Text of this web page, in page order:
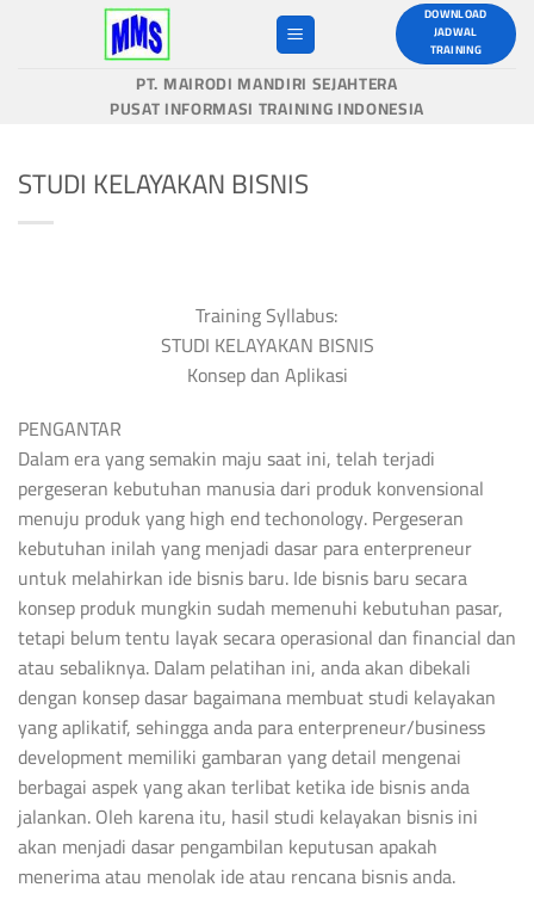
DOWNLOAD
JADWAL
TRAINING
PT. MAIRODI MANDIRI SEJAHTERA
PUSAT INFORMASI TRAINING INDONESIA
STUDI KELAYAKAN BISNIS
Training Syllabus:
STUDI KELAYAKAN BISNIS
Konsep dan Aplikasi
PENGANTAR
Dalam era yang semakin maju saat ini, telah terjadi
pergeseran kebutuhan manusia dari produk konvensional
menuju produk yang high end techonology. Pergeseran
kebutuhan inilah yang menjadi dasar para enterpreneur
untuk melahirkan ide bisnis baru. Ide bisnis baru secara
konsep produk mungkin sudah memenuhi kebutuhan pasar,
tetapi belum tentu layak secara operasional dan financial dan
atau sebaliknya. Dalam pelatihan ini, anda akan dibekali
dengan konsep dasar bagaimana membuat studi kelayakan
yang aplikatif, sehingga anda para enterpreneur/business
development memiliki gambaran yang detail mengenai
berbagai aspek yang akan terlibat ketika ide bisnis anda
jalankan. Oleh karena itu, hasil studi kelayakan bisnis ini
akan menjadi dasar pengambilan keputusan apakah
menerima atau menolak ide atau rencana bisnis anda.